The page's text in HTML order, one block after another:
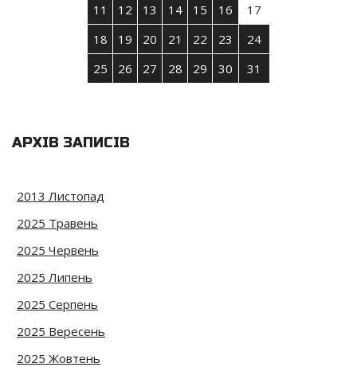
11
12 13 14 15 16
17
18
19 20 21 22 23
24
25
26 27 28 29 30 31
АРХІВ ЗАПИСІВ
2013 Листопад
2025 Травень
2025 Червень
2025 Липень
2025 Серпень
2025 Вересень
2025 Жовтень